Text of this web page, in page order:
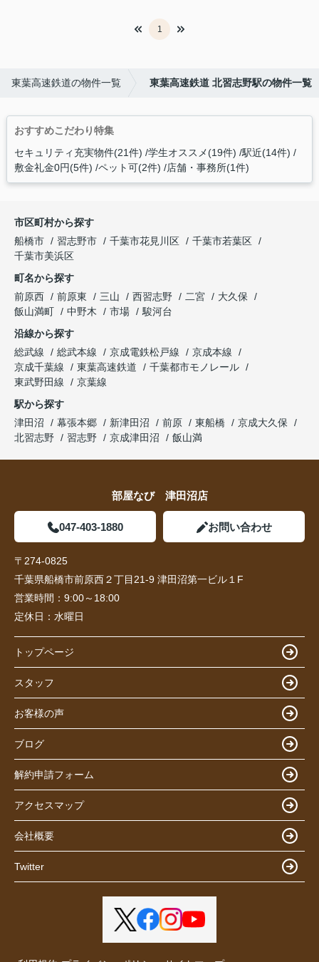
1
東葉高速鉄道の物件一覧 東葉高速鉄道 北習志野駅の物件一覧
おすすめこだわり特集
セキュリティ充実物件(21件) 学生オススメ(19件) 駅近(14件)
敷金礼金0円(5件) ペット可(2件) 店舗・事務所(1件)
市区町村から探す
船橋市
習志野市 千葉市花見川区
千葉市若葉区
千葉市美浜区
町名から探す
前原西
前原東 三山 西習志野 二宮
大久保
飯山満町
中野木 市場
駿河台
沿線から探す
総武線
総武本線 京成電鉄松戸線
京成本線
京成千葉線
東葉高速鉄道
千葉都市モノレール
東武野田線
京葉線
駅から探す
津田沼
幕張本郷 新津田沼 前原 東船橋
京成大久保
北習志野
習志野 京成津田沼 飯山満
部屋なび 津田沼店
047-403-1880 お問い合わせ
〒274-0825
千葉県船橋市前原西２丁目21-9 津田沼第一ビル１F
営業時間： 9:00～18:00
定休日： 水曜日
トップページ
スタッフ
お客様の声
ブログ
解約申請フォーム
アクセスマップ
会社概要
Twitter